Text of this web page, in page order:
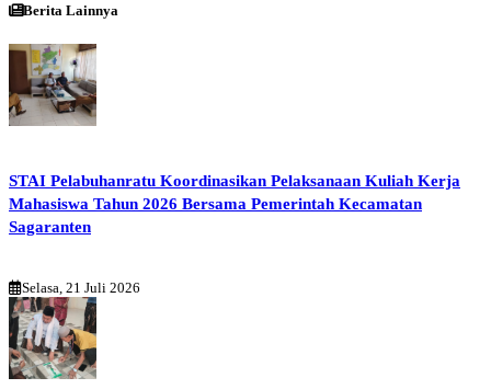
Berita Lainnya
STAI Pelabuhanratu Koordinasikan Pelaksanaan Kuliah Kerja
Mahasiswa Tahun 2026 Bersama Pemerintah Kecamatan
Sagaranten
Selasa, 21 Juli 2026